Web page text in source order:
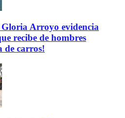
Arroyo evidencia
recibe de hombres
de carros!